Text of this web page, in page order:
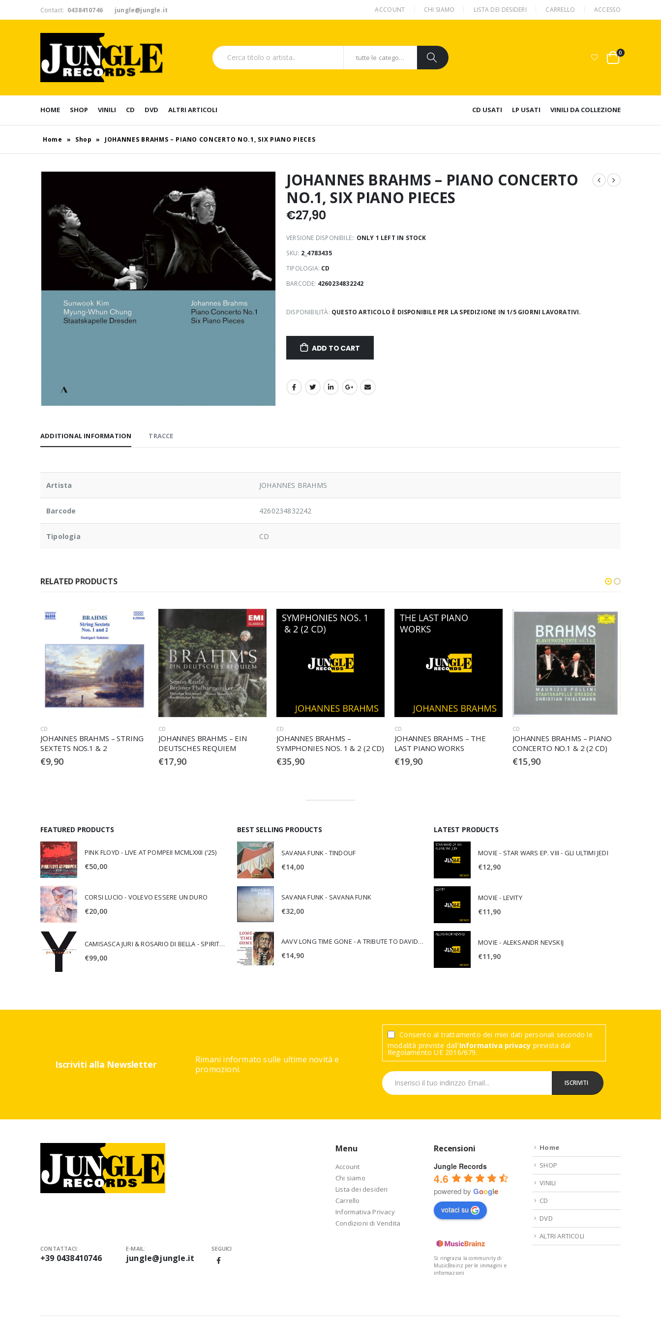
Contact: 0438410746 jungle@jungle.it ACCOUNT CHI SIAMO LISTA DEI DESIDERI CARRELLO ACCESSO
tutte le categorie
0
HOME SHOP VINILI CD DVD ALTRI ARTICOLI CD USATI LP USATI VINILI DA COLLEZIONE
Home » Shop » JOHANNES BRAHMS – PIANO CONCERTO NO.1, SIX PIANO PIECES
JOHANNES BRAHMS – PIANO CONCERTO
NO.1, SIX PIANO PIECES
€27,90
VERSIONE DISPONIBILE:: ONLY 1 LEFT IN STOCK
SKU: 2_4783435
TIPOLOGIA: CD
BARCODE: 4260234832242
DISPONIBILITÀ: QUESTO ARTICOLO È DISPONIBILE PER LA SPEDIZIONE IN 1/5 GIORNI LAVORATIVI.
ADD TO CART
ADDITIONAL INFORMATION TRACCE
Artista JOHANNES BRAHMS
Barcode 4260234832242
Tipologia CD
RELATED PRODUCTS
CD
JOHANNES BRAHMS – EIN
DEUTSCHES REQUIEM
€17,90
CD
JOHANNES BRAHMS –
SYMPHONIES NOS. 1 & 2 (2 CD)
€35,90
CD
JOHANNES BRAHMS – THE
LAST PIANO WORKS
€19,90
CD
JOHANNES BRAHMS – PIANO
CONCERTO NO.1 & 2 (2 CD)
€15,90
CD
JOHANNES BRAHMS – VIOLIN
CONCERTO / SYMPHONY NR. 4
€24,90
FEATURED PRODUCTS
PINK FLOYD - LIVE AT POMPEII MCMLXXII ('25)
€50,00
CORSI LUCIO - VOLEVO ESSERE UN DURO
€20,00
CAMISASCA JURI & ROSARIO DI BELLA - SPIRITUALITY
€99,00
BEST SELLING PRODUCTS
SAVANA FUNK - TINDOUF
€14,00
SAVANA FUNK - SAVANA FUNK
€32,00
AAVV LONG TIME GONE - A TRIBUTE TO DAVID CROSBY
€14,90
LATEST PRODUCTS
MOVIE - STAR WARS EP. VIII - GLI ULTIMI JEDI
€12,90
MOVIE - LEVITY
€11,90
MOVIE - ALEKSANDR NEVSKIJ
€11,90
Iscriviti alla Newsletter
Rimani informato sulle ultime novità e
promozioni.
Consento al trattamento dei miei dati personali secondo le
modalità previste dall'Informativa privacy prevista dal
Regolamento UE 2016/679.
CONTATTACI:
+39 0438410746
E-MAIL:
jungle@jungle.it
SEGUICI
Menu
Account
Chi siamo
Lista dei desideri
Carrello
Informativa Privacy
Condizioni di Vendita
Recensioni
Jungle Records
4.6
powered by Google
votaci su
Si ringrazia la community di
MusicBrainz per le immagini e
informazioni
Home
SHOP
VINILI
CD
DVD
ALTRI ARTICOLI